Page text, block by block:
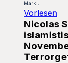
Markl.
Vorlesen
Nicolas